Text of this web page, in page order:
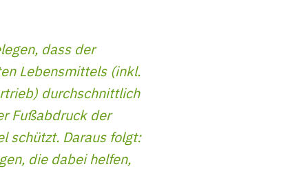
dass der
Lebensmittels (inkl.
durchschnittlich
Fußabdruck der
schützt. Daraus folgt:
die dabei helfen,